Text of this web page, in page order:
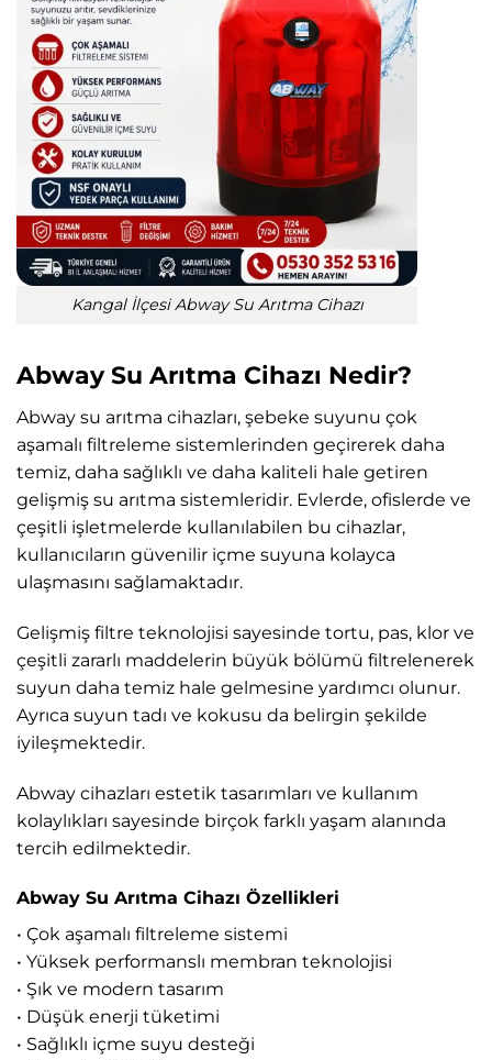
Kangal İlçesi Abway Su Arıtma Cihazı
Abway Su Arıtma Cihazı Nedir?
Abway su arıtma cihazları, şebeke suyunu çok
aşamalı filtreleme sistemlerinden geçirerek daha
temiz, daha sağlıklı ve daha kaliteli hale getiren
gelişmiş su arıtma sistemleridir. Evlerde, ofislerde ve
çeşitli işletmelerde kullanılabilen bu cihazlar,
kullanıcıların güvenilir içme suyuna kolayca
ulaşmasını sağlamaktadır.
Gelişmiş filtre teknolojisi sayesinde tortu, pas, klor ve
çeşitli zararlı maddelerin büyük bölümü filtrelenerek
suyun daha temiz hale gelmesine yardımcı olunur.
Ayrıca suyun tadı ve kokusu da belirgin şekilde
iyileşmektedir.
Abway cihazları estetik tasarımları ve kullanım
kolaylıkları sayesinde birçok farklı yaşam alanında
tercih edilmektedir.
Abway Su Arıtma Cihazı Özellikleri
• Çok aşamalı filtreleme sistemi
• Yüksek performanslı membran teknolojisi
• Şık ve modern tasarım
• Düşük enerji tüketimi
• Sağlıklı içme suyu desteği